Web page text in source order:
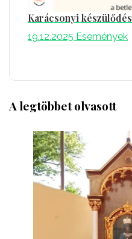
Karácsonyi készülődés
19.12.2025 Események
A legtöbbet olvasott